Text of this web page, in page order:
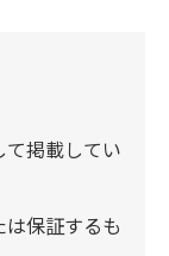
掲載してい
保証するも